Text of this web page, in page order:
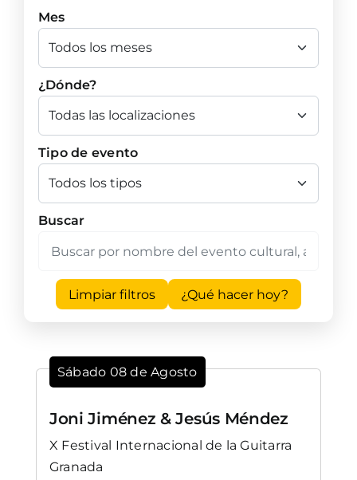
Mes
¿Dónde?
Tipo de evento
Buscar
Limpiar filtros ¿Qué hacer hoy?
Sábado 08 de Agosto
Joni Jiménez & Jesús Méndez
X Festival Internacional de la Guitarra
Granada